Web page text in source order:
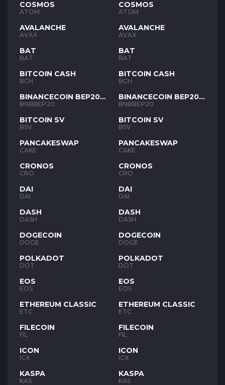
COSMOS
ATOM
AVALANCHE
AVAX
BAT
BAT
BITCOIN CASH
BCH
BINANCECOIN BEP20
BNB
BNBBEP20
BITCOIN SV
BSV
PANCAKESWAP
CAKE
CRONOS
CRO
DAI
DAI
DASH
DASH
DOGECOIN
DOGE
POLKADOT
DOT
EOS
EOS
ETHEREUM CLASSIC
ETC
FILECOIN
FIL
ICON
ICX
KASPA
KAS
COSMOS
ATOM
AVALANCHE
AVAX
BAT
BAT
BITCOIN CASH
BCH
BINANCECOIN BEP20
BNB
BNBBEP20
BITCOIN SV
BSV
PANCAKESWAP
CAKE
CRONOS
CRO
DAI
DAI
DASH
DASH
DOGECOIN
DOGE
POLKADOT
DOT
EOS
EOS
ETHEREUM CLASSIC
ETC
FILECOIN
FIL
ICON
ICX
KASPA
KAS